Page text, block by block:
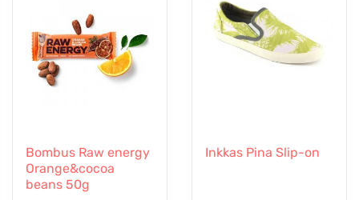
Bombus Raw energy
Orange&cocoa
beans 50g
Inkkas Pina Slip-on